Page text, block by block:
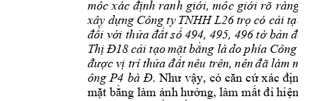
mốc xác định ranh giới, mốc giới rõ ràng
xây dựng Công ty TNHH L26 trọ có cải tạo
đối với thửa đất số 494, 495, 496 tờ bản đồ
ThịĐ18 cải tạo mặt bằng là do phía Công
được vị trí thửa đất nêu trên, nên đã làm
ông P4 bà Đ. Như vậy, có căn cứ xác định
mặt bằng làm ảnh hưởng, làm mất đi hiện